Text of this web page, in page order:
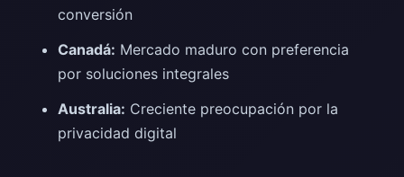
conversión
Canadá: Mercado maduro con preferencia
por soluciones integrales
Australia: Creciente preocupación por la
privacidad digital